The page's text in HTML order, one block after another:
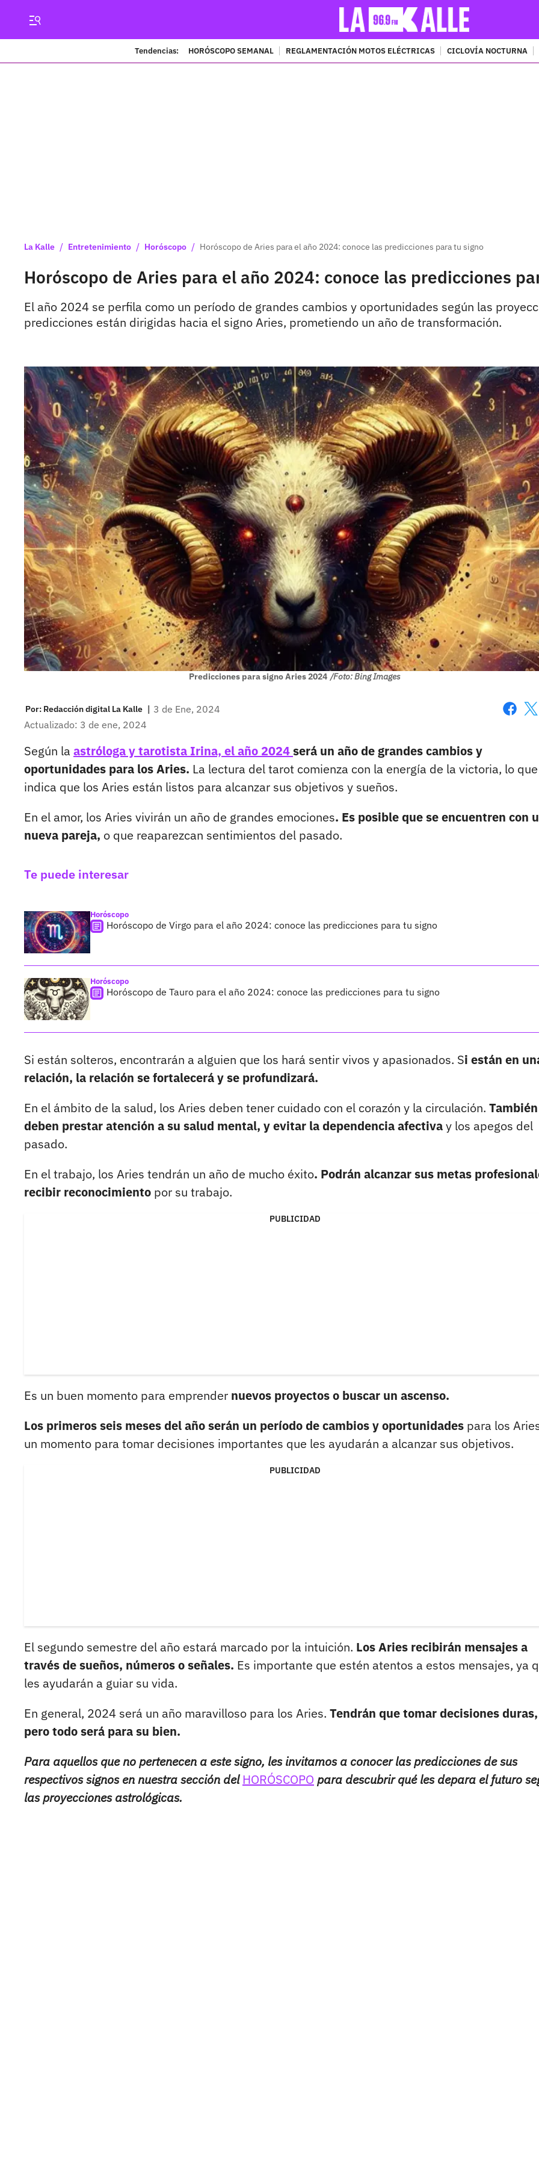
Tendencias: HORÓSCOPO SEMANAL REGLAMENTACIÓN MOTOS ELÉCTRICAS CICLOVÍA NOCTURNA
La Kalle / Entretenimiento / Horóscopo / Horóscopo de Aries para el año 2024: conoce las predicciones para tu signo
Horóscopo de Aries para el año 2024: conoce las predicciones
El año 2024 se perfila como un período de grandes cambios y oportunidades según las
predicciones están dirigidas hacia el signo Aries, prometiendo un año de transformación.
Predicciones para signo Aries 2024 /Foto: Bing Images
Por: Redacción digital La Kalle | 3 de Ene, 2024
Actualizado: 3 de ene, 2024
Según la astróloga y tarotista Irina, el año 2024será un año de grandes cambios y
oportunidades para los Aries. La lectura del tarot comienza con la energía de la victoria, lo que
indica que los Aries están listos para alcanzar sus objetivos y sueños.
En el amor, los Aries vivirán un año de grandes emociones. Es posible que se encuentren con
nueva pareja, o que reaparezcan sentimientos del pasado.
Te puede interesar
Horóscopo
Horóscopo de Virgo para el año 2024: conoce las predicciones para tu signo
Horóscopo
Horóscopo de Tauro para el año 2024: conoce las predicciones para tu signo
Si están solteros, encontrarán a alguien que los hará sentir vivos y apasionados. Si están en
relación, la relación se fortalecerá y se profundizará.
En el ámbito de la salud, los Aries deben tener cuidado con el corazón y la circulación. También
deben prestar atención a su salud mental, y evitar la dependencia afectivay los apegos del
pasado.
En el trabajo, los Aries tendrán un año de mucho éxito. Podrán alcanzar sus metas
recibir reconocimiento por su trabajo.
PUBLICIDAD
Es un buen momento para emprender nuevos proyectos o buscar un ascenso.
Los primeros seis meses del año serán un período de cambios y oportunidades para los
un momento para tomar decisiones importantes que les ayudarán a alcanzar sus objetivos.
PUBLICIDAD
El segundo semestre del año estará marcado por la intuición. Los Aries recibirán mensajes a
través de sueños, números o señales. Es importante que estén atentos a estos mensajes, ya
les ayudarán a guiar su vida.
En general, 2024 será un año maravilloso para los Aries. Tendrán que tomar decisiones duras,
pero todo será para su bien.
Para aquellos que no pertenecen a este signo, les invitamos a conocer las predicciones de sus
respectivos signos en nuestra sección delHORÓSCOPO para descubrir qué les depara el futuro
las proyecciones astrológicas.